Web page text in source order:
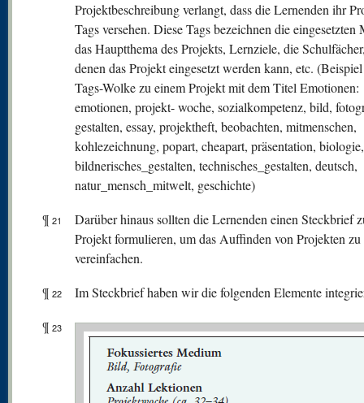
Projektbeschreibung verlangt, dass die Lernenden ihr
Tags versehen. Diese Tags bezeichnen die eingesetzten
das Hauptthema des Projekts, Lernziele, die
denen das Projekt eingesetzt werden kann, etc.
Tags-Wolke zu einem Projekt mit dem Titel Emotionen:
emotionen, projekt- woche, sozialkompetenz, bild,
gestalten, essay, projektheft, beobachten, mitmenschen,
kohlezeichnung, popart, cheapart, präsentation, biologie,
bildnerisches_gestalten, technisches_gestalten, deutsch,
natur_mensch_mitwelt, geschichte)
¶ 21
Darüber hinaus sollten die Lernenden einen Steckbrief
Projekt formulieren, um das Auffinden von Projekten zu
vereinfachen.
¶ 22
Im Steckbrief haben wir die folgenden Elemente
¶ 23